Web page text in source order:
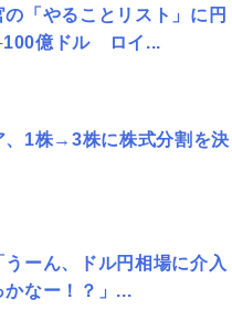
「やることリスト」に円
億ドル ロイ...
、1株→3株に株式分割を決
うーん、ドル円相場に介入
かなー！？」...